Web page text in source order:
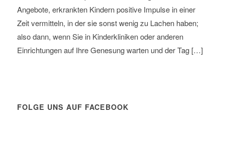
Angebote, erkrankten Kindern positive Impulse in einer
Zeit vermitteln, in der sie sonst wenig zu Lachen haben;
also dann, wenn Sie in Kinderkliniken oder anderen
Einrichtungen auf Ihre Genesung warten und der Tag […]
FOLGE UNS AUF FACEBOOK